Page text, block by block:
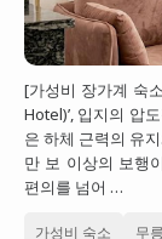
태국
대만
프랑스
이탈리아
[가성비 장가계 숙
Hotel)’, 입지의 압
은 하체 근력의 유
만 보 이상의 보행
편의를 넘어 …
가성비 숙소 무